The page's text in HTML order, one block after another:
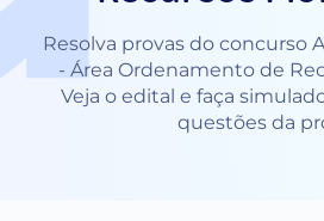
Resolva provas do concurso
- Área Ordenamento de
Veja o edital e faça
questões da